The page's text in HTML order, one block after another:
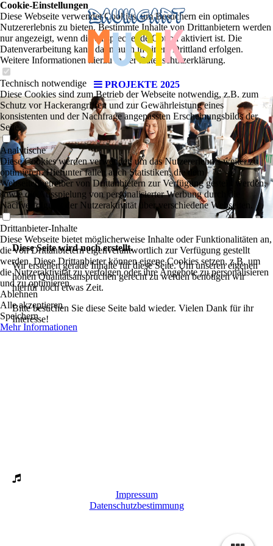
PROJEKTE 2025
Diese Seite wird noch erstellt.
Wir erstellen gerade Inhalte für diese Seite. Um unseren eigenen
hohen Qualitätsansprüchen gerecht zu werden benötigen wir
hierfür noch etwas Zeit.
Bitte besuchen Sie diese Seite bald wieder. Vielen Dank für ihr
Interesse!
Impressum
Datenschutzbestimmung
Cookie-Einstellungen
Diese Webseite verwendet Cookies, um Besuchern ein optimales
Nutzererlebnis zu bieten. Bestimmte Inhalte von Drittanbietern werden
nur angezeigt, wenn die entsprechende Option aktiviert ist. Die
Datenverarbeitung kann dann auch in einem Drittland erfolgen.
Weitere Informationen hierzu in der Datenschutzerklärung.
Technisch notwendige
Diese Cookies sind zum Betrieb der Webseite notwendig, z.B. zum
Schutz vor Hackerangriffen und zur Gewährleistung eines
konsistenten und der Nachfrage angepassten Erscheinungsbilds der
Seite.
Analytische
Diese Cookies werden verwendet, um das Nutzererlebnis weiter zu
optimieren. Hierunter fallen auch Statistiken, die dem
Webseitenbetreiber von Drittanbietern zur Verfügung gestellt werden,
sowie die Ausspielung von personalisierter Werbung durch die
Nachverfolgung der Nutzeraktivität über verschiedene Webseiten.
Drittanbieter-Inhalte
Diese Webseite bietet möglicherweise Inhalte oder Funktionalitäten an,
die von Drittanbietern eigenverantwortlich zur Verfügung gestellt
werden. Diese Drittanbieter können eigene Cookies setzen, z.B. um
die Nutzeraktivität zu verfolgen oder ihre Angebote zu personalisieren
und zu optimieren.
Ablehnen
Alle akzeptieren
Speichern
Mehr Informationen